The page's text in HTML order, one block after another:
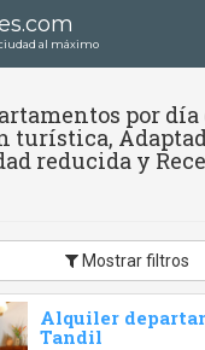
al máximo
por día
turística,
reducida y
Mostrar filtros
Alquiler
Tandil